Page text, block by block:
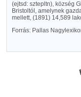
(ejtsd: sztepltn), község
Bristoltól, amelynek
mellett, (1891) 14,589
Forrás: Pallas